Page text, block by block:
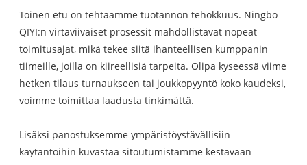
Toinen etu on tehtaamme tuotannon tehokkuus. Ningbo
QIYI:n virtaviivaiset prosessit mahdollistavat nopeat
toimitusajat, mikä tekee siitä ihanteellisen kumppanin
tiimeille, joilla on kiireellisiä tarpeita. Olipa kyseessä viime
hetken tilaus turnaukseen tai joukkopyyntö koko kaudeksi,
voimme toimittaa laadusta tinkimättä.
Lisäksi panostuksemme ympäristöystävällisiin
käytäntöihin kuvastaa sitoutumistamme kestävään